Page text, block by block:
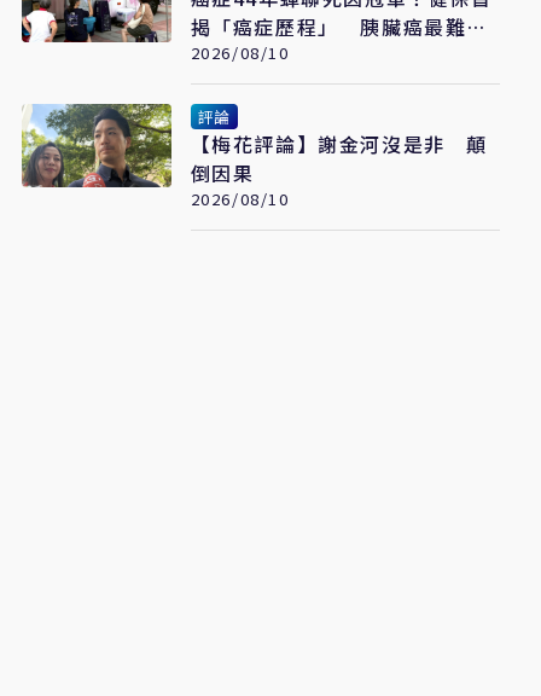
揭「癌症歷程」 胰臟癌最難
治、肺癌驚見院際差41.8個百分
點
2026/08/10
評論
【梅花評論】謝金河沒是非 顛
倒因果
2026/08/10